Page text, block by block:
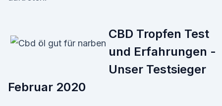
CBD Tropfen Test
und Erfahrungen -
Unser Testsieger
Februar 2020